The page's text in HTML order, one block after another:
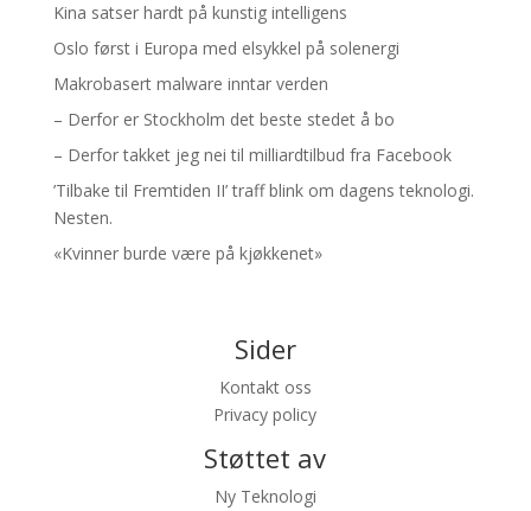
Kina satser hardt på kunstig intelligens
Oslo først i Europa med elsykkel på solenergi
Makrobasert malware inntar verden
– Derfor er Stockholm det beste stedet å bo
– Derfor takket jeg nei til milliardtilbud fra Facebook
’Tilbake til Fremtiden II’ traff blink om dagens teknologi.
Nesten.
«Kvinner burde være på kjøkkenet»
Sider
Kontakt oss
Privacy policy
Støttet av
Ny Teknologi